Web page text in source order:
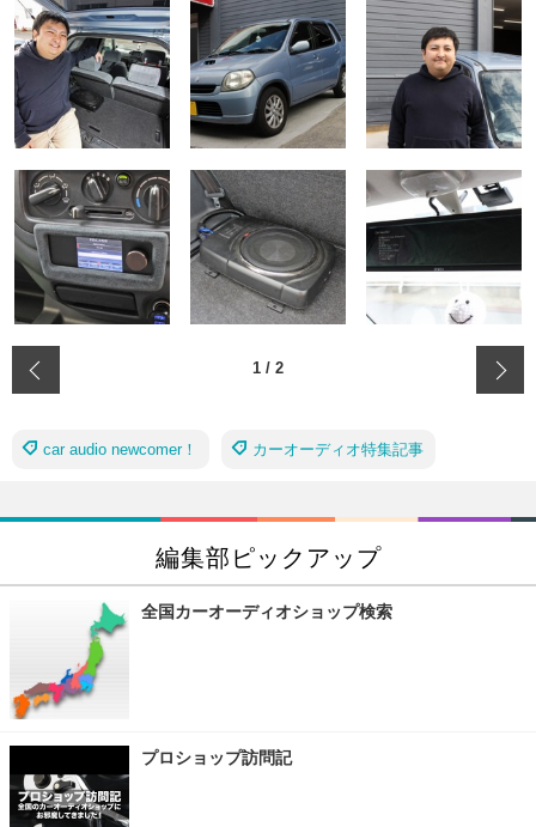
1 / 2
car audio newcomer！ カーオーディオ特集記事
編集部ピックアップ
全国カーオーディオショップ検索
プロショップ訪問記